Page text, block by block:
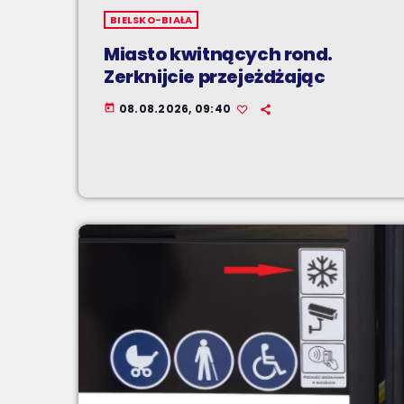
BIELSKO-BIAŁA
Miasto kwitnących rond.
Zerknijcie przejeżdżając
today 08.08.2026, 09:40